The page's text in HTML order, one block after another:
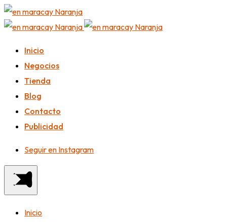
Inicio
Negocios
Tienda
Blog
Contacto
Publicidad
Seguir en Instagram
Inicio